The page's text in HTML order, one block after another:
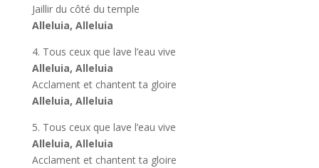
Jaillir du côté du temple
Alleluia, Alleluia
4. Tous ceux que lave l’eau vive
Alleluia, Alleluia
Acclament et chantent ta gloire
Alleluia, Alleluia
5. Tous ceux que lave l’eau vive
Alleluia, Alleluia
Acclament et chantent ta gloire